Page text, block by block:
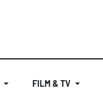
FILM & TV